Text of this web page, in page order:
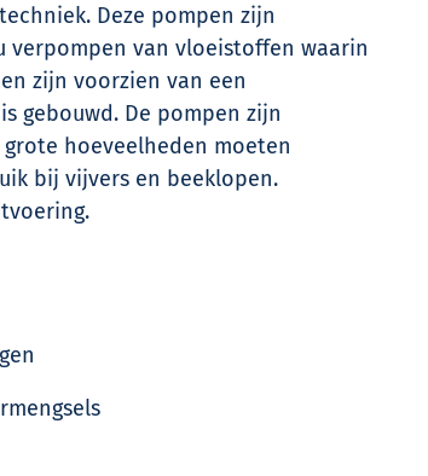
Deze pompen zijn
van vloeistoffen waarin
zijn voorzien van een
gebouwd. De pompen zijn
hoeveelheden moeten
bij vijvers en beeklopen.